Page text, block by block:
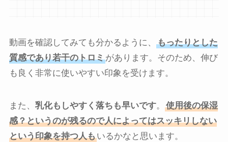
動画を確認してみても分かるように、
もったりとした
質感であり若干のトロミがあります。そのため、伸び
も良く非常に使いやすい印象を受けます。
また、 乳化もしやすく落ちも早いです。
使用後の保湿
感？というのが残るので人によってはスッキリしない
という印象を持つ人もいるかなと思います。